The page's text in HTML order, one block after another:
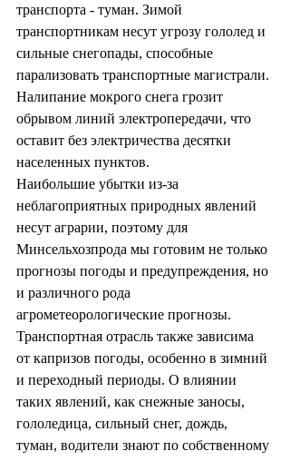
транспорта - туман. Зимой
транспортникам несут угрозу гололед и
сильные снегопады, способные
парализовать транспортные магистрали.
Налипание мокрого снега грозит
обрывом линий электропередачи, что
оставит без электричества десятки
населенных пунктов.
Наибольшие убытки из-за
неблагоприятных природных явлений
несут аграрии, поэтому для
Минсельхозпрода мы готовим не только
прогнозы погоды и предупреждения, но
и различного рода
агрометеорологические прогнозы.
Транспортная отрасль также зависима
от капризов погоды, особенно в зимний
и переходный периоды. О влиянии
таких явлений, как снежные заносы,
гололедица, сильный снег, дождь,
туман, водители знают по собственному